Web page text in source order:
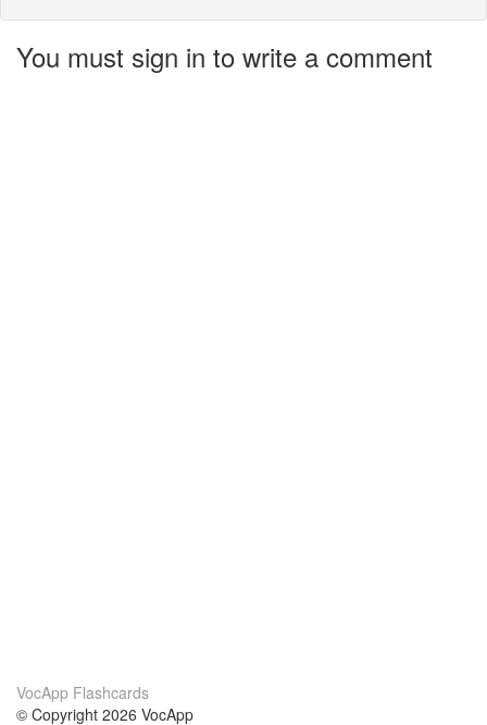
You must sign in to write a comment
VocApp Flashcards
© Copyright 2026 VocApp